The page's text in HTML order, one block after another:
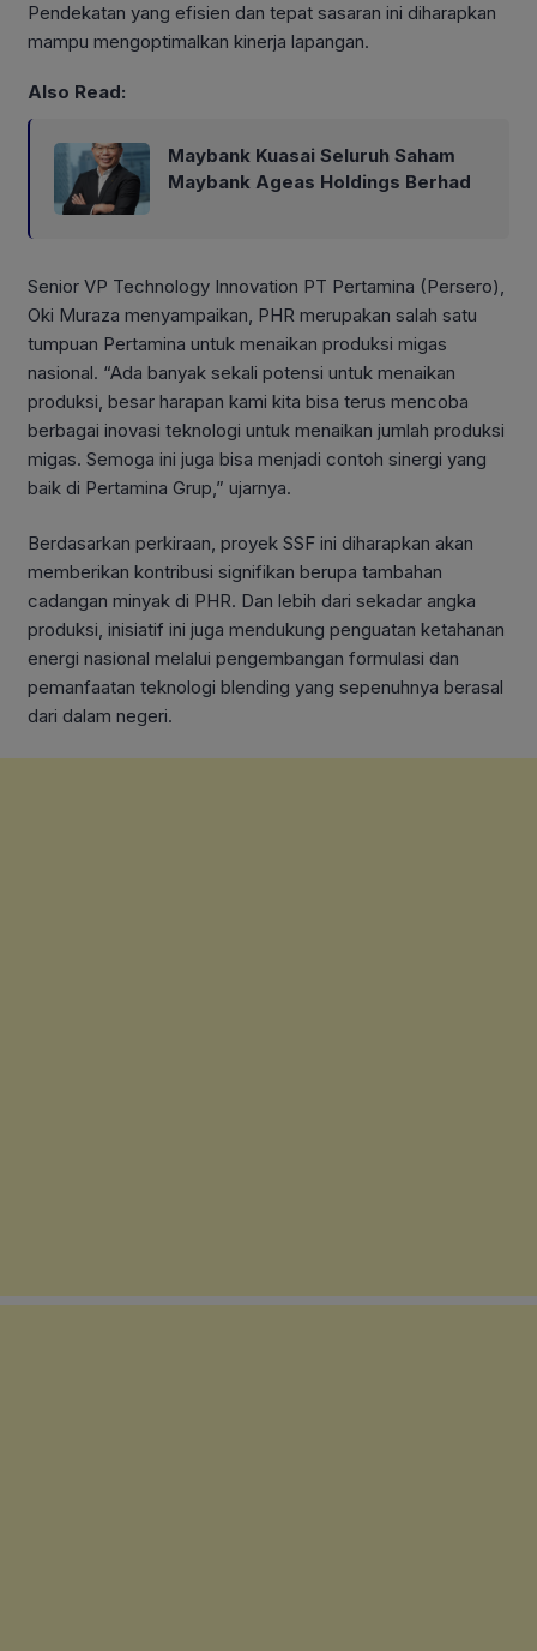
Pendekatan yang efisien dan tepat sasaran ini diharapkan
mampu mengoptimalkan kinerja lapangan.
Also Read:
Maybank Kuasai Seluruh Saham
Maybank Ageas Holdings Berhad
Senior VP Technology Innovation PT Pertamina (Persero),
Oki Muraza menyampaikan, PHR merupakan salah satu
tumpuan Pertamina untuk menaikan produksi migas
nasional. “Ada banyak sekali potensi untuk menaikan
produksi, besar harapan kami kita bisa terus mencoba
berbagai inovasi teknologi untuk menaikan jumlah produksi
migas. Semoga ini juga bisa menjadi contoh sinergi yang
baik di Pertamina Grup,” ujarnya.
Berdasarkan perkiraan, proyek SSF ini diharapkan akan
memberikan kontribusi signifikan berupa tambahan
cadangan minyak di PHR. Dan lebih dari sekadar angka
produksi, inisiatif ini juga mendukung penguatan ketahanan
energi nasional melalui pengembangan formulasi dan
pemanfaatan teknologi blending yang sepenuhnya berasal
dari dalam negeri.